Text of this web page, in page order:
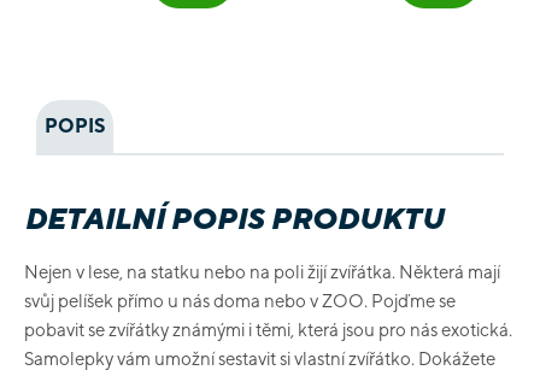
POPIS
DETAILNÍ POPIS PRODUKTU
Nejen v lese, na statku nebo na poli žijí zvířátka. Některá mají
svůj pelíšek přímo u nás doma nebo v ZOO. Pojďme se
pobavit se zvířátky známými i těmi, která jsou pro nás exotická.
Samolepky vám umožní sestavit si vlastní zvířátko. Dokážete